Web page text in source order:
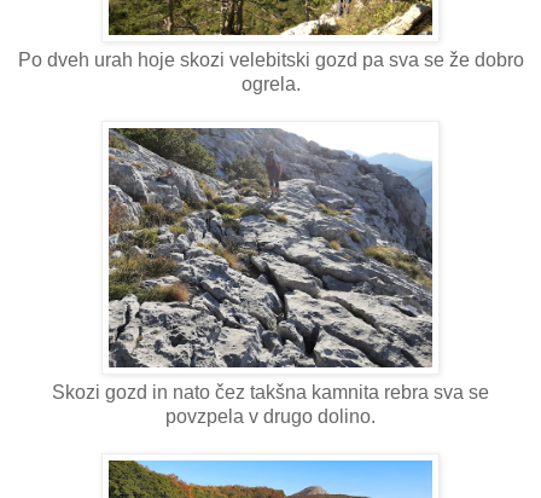
Po dveh urah hoje skozi velebitski gozd pa sva se že dobro
ogrela.
Skozi gozd in nato čez takšna kamnita rebra sva se
povzpela v drugo dolino.